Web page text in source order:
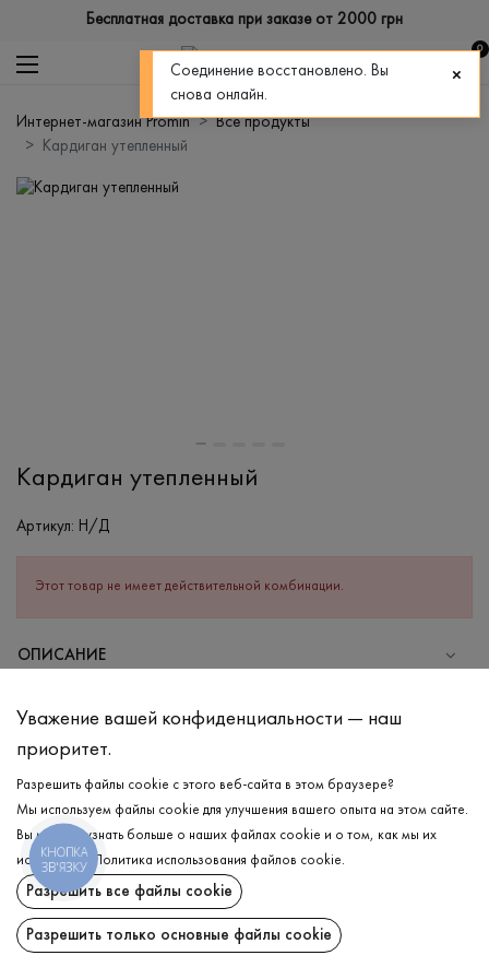
Бесплатная доставка при заказе от 2000 грн
0
Интернет-магазин Promin
Все продукты
Кардиган утепленный
Кардиган утепленный
Артикул: Н/Д
Этот товар не имеет действительной комбинации.
ОПИСАНИЕ
Хлопок - 80%, Полиэстер - 20%
Стирка в холодной воде (до 30 °C)
Отбеливание запрещено
Гладить при низкой температуре
Нельзя отжимать и сушить в стиральной машине
ДОСТАВКА
ВОЗВРАТ
Уважение вашей конфиденциальности — наш
приоритет.
Разрешить файлы cookie с этого веб-сайта в этом браузере?
Мы используем файлы cookie для улучшения вашего опыта на этом сайте.
Вы можете узнать больше о наших файлах cookie и о том, как мы их
используем.
Политика использования файлов cookie.
Разрешить все файлы cookie
Разрешить только основные файлы cookie
КНОПКА
ЗВ'ЯЗКУ
Соединение восстановлено. Вы
снова онлайн.